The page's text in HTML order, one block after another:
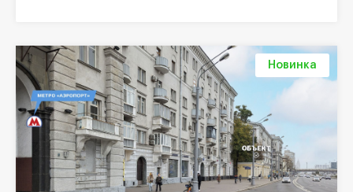
Новинка